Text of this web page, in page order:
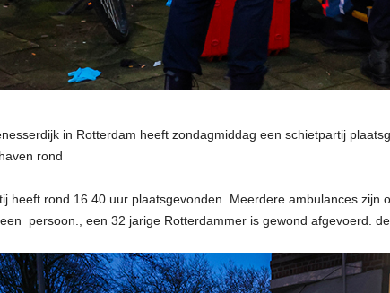
in Rotterdam heeft zondagmiddag een schietpartij
rond
heeft rond 16.40 uur plaatsgevonden. Meerdere ambulances
persoon., een 32 jarige Rotterdammer is gewond afgevoerd.